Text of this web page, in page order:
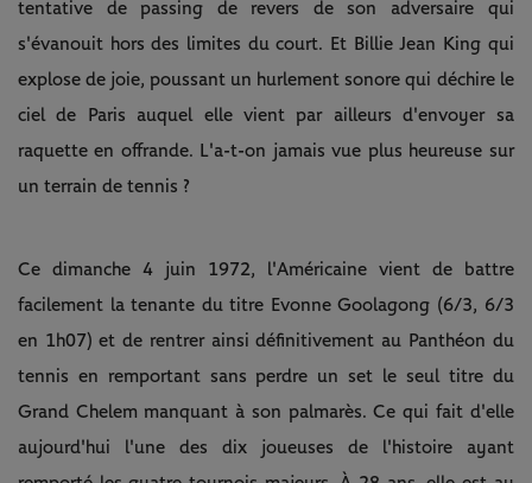
tentative de passing de revers de son adversaire qui
s'évanouit hors des limites du court. Et Billie Jean King qui
explose de joie, poussant un hurlement sonore qui déchire le
ciel de Paris auquel elle vient par ailleurs d'envoyer sa
raquette en offrande. L'a-t-on jamais vue plus heureuse sur
un terrain de tennis ?
Ce dimanche 4 juin 1972, l'Américaine vient de battre
facilement la tenante du titre Evonne Goolagong (6/3, 6/3
en 1h07) et de rentrer ainsi définitivement au Panthéon du
tennis en remportant sans perdre un set le seul titre du
Grand Chelem manquant à son palmarès. Ce qui fait d'elle
aujourd'hui l'une des dix joueuses de l'histoire ayant